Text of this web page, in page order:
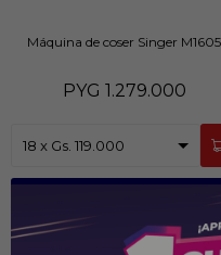
Máquina de coser Singer M1605
PYG 1.279.000